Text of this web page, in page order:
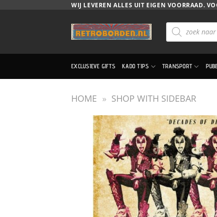
WIJ LEVEREN ALLES UIT EIGEN VOORRAAD.
Producten
zoeken
EXCLUSIEVE GIFTS KADO TIPS TRANSPORT
HOME » SHOP WITH SIDEBAR